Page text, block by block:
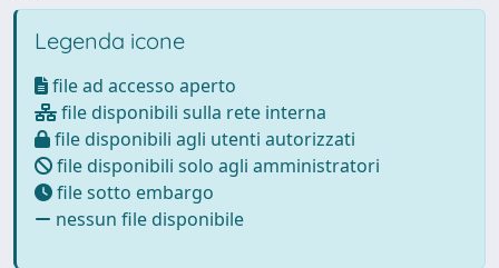
Legenda icone
file ad accesso aperto
file disponibili sulla rete interna
file disponibili agli utenti autorizzati
file disponibili solo agli amministratori
file sotto embargo
nessun file disponibile